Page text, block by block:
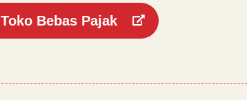
Toko Bebas Pajak